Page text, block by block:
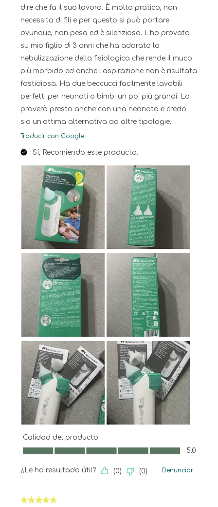
dire che fa il suo lavoro. È molto pratico, non
necessita di fili e per questo si può portare
ovunque, non pesa ed è silenzioso. L’ho provato
su mio figlio di 3 anni che ha adorato la
nebulizzazione della fisiologica che rende il muco
più morbido ed anche l’aspirazione non è risultata
fastidiosa. Ha due beccucci facilmente lavabili
perfetti per neonati o bimbi un po’ più grandi. Lo
proverò presto anche con una neonata e credo
sia un’ottima alternativa ad altre tipologie.
Traducir con Google
Sí, Recomiendo este producto.
Calidad del producto
Calidad del producto, 5.0 de 5
5.0
¿Le ha resultado útil? (0) (0) Denunciar
5 de 5 estrellas.